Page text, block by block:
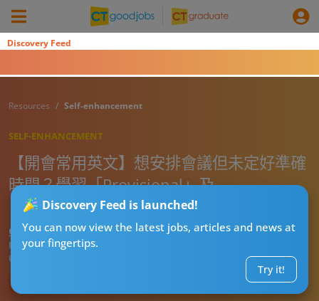
Discovery Feed
Discovery Feed is launched!
You can now view the latest jobs, articles and news at
your fingertips.
Try it!
Resources Self-enhancement
SELF-ENHANCEMENT
【開會常用英文】想安排會議但未定好準確
時間？學習「Provisional」及
「Tentative」等詞彙用法表達「暫定」！
CT進修導師阿J
Published:2026-07-30 10:05
Updated: